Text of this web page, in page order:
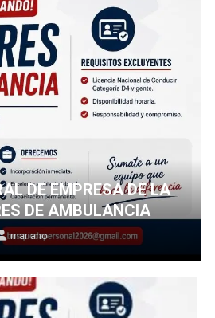
DE EMPRESA DE LA
DE AMBULANCIA
mariano